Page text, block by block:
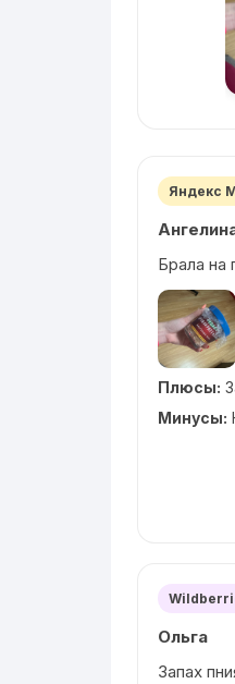
Яндекс
Брала на
Плюсы:
Минусы:
Ольга
Запах